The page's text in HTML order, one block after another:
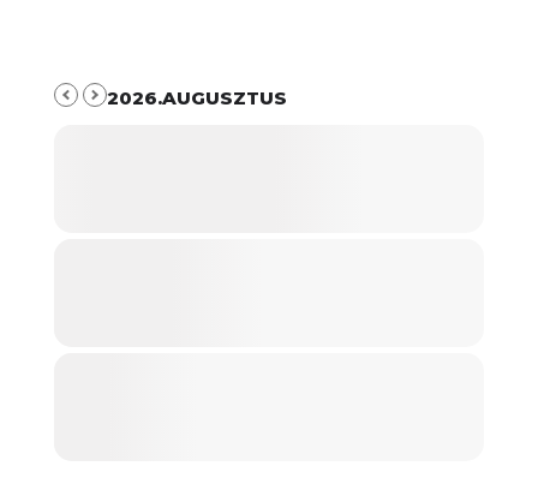
2026.AUGUSZTUS